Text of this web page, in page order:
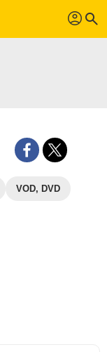
profil search
VOD, DVD